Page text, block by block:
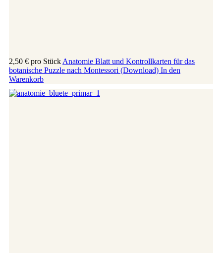
2,50 € pro Stück Anatomie Blatt und Kontrollkarten für das
botanische Puzzle nach Montessori (Download) In den
Warenkorb